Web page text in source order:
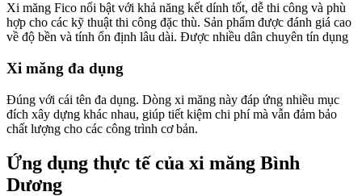
Xi măng Fico nổi bật với khả năng kết dính tốt, dễ thi công và phù
hợp cho các kỹ thuật thi công đặc thù. Sản phẩm được đánh giá cao
về độ bền và tính ổn định lâu dài. Được nhiều dân chuyên tín dụng
Xi măng đa dụng
Đúng với cái tên đa dụng. Dòng xi măng này đáp ứng nhiều mục
đích xây dựng khác nhau, giúp tiết kiệm chi phí mà vẫn đảm bảo
chất lượng cho các công trình cơ bản.
Ứng dụng thực tế của xi măng Bình
Dương